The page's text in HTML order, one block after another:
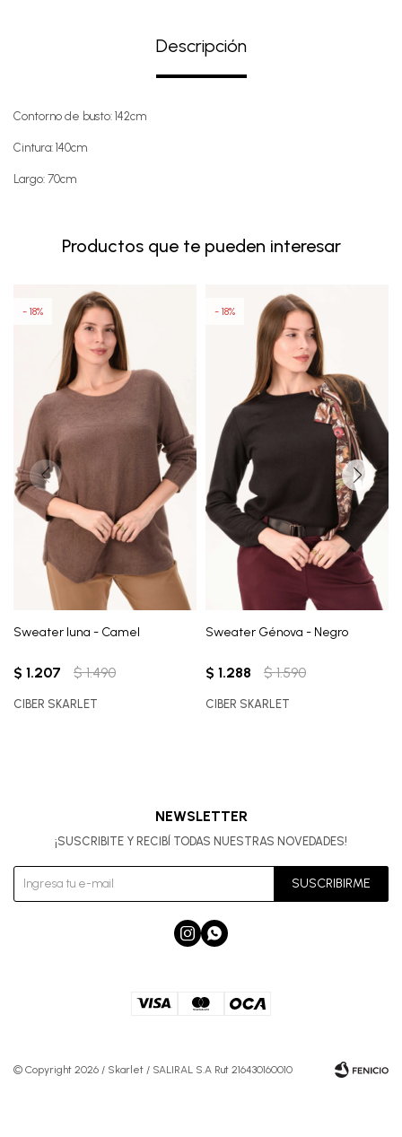
Descripción
Contorno de busto: 142cm
Cintura: 140cm
Largo: 70cm
Productos que te pueden interesar
Sweater luna - Camel
$ 1.207 $ 1.490
18
CIBER SKARLET
Sweater Génova - Negro
$ 1.288 $ 1.590
18
CIBER SKARLET
NEWSLETTER
¡SUSCRIBITE Y RECIBÍ TODAS NUESTRAS NOVEDADES!
SUSCRIBIRME
 
© Copyright 2026 / Skarlet / SALIRAL S.A Rut 216430160010